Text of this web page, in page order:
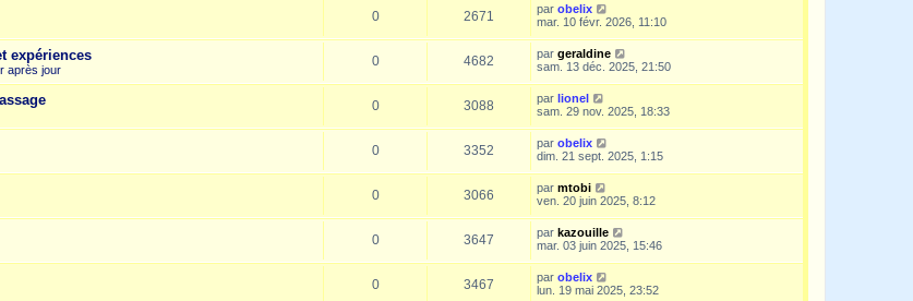
0 2671 par obelix
mar. 10 févr. 2026, 11:10
expériences
après jour
0 4682 par geraldine
sam. 13 déc. 2025, 21:50
0 3088 par lionel
sam. 29 nov. 2025, 18:33
0 3352 par obelix
dim. 21 sept. 2025, 1:15
0 3066 par mtobi
ven. 20 juin 2025, 8:12
0 3647 par kazouille
mar. 03 juin 2025, 15:46
0 3467 par obelix
lun. 19 mai 2025, 23:52